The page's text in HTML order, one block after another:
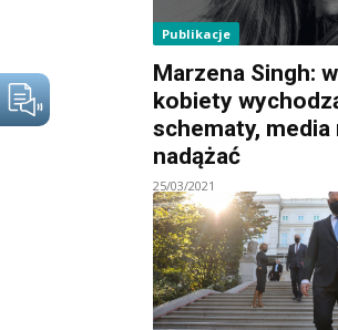
Publikacje
Marzena Singh:
kobiety
schematy, media
nadążać
25/03/2021